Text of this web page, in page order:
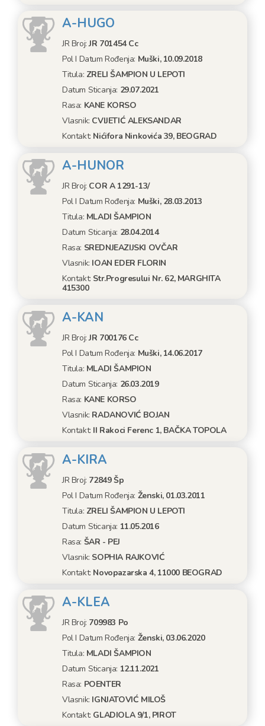
A-HUGO
JR Broj:JR 701454 Cc
Pol I Datum Rođenja: Muški, 10.09.2018
Titula: ZRELI ŠAMPION U LEPOTI
Datum Sticanja: 29.07.2021
Rasa: KANE KORSO
Vlasnik: CVIJETIĆ ALEKSANDAR
Kontakt: Nićifora Ninkovića 39, BEOGRAD
A-HUNOR
JR Broj: COR A 1291-13/
Pol I Datum Rođenja: Muški, 28.03.2013
Titula: MLADI ŠAMPION
Datum Sticanja: 28.04.2014
Rasa: SREDNJEAZIJSKI OVČAR
Vlasnik: IOAN EDER FLORIN
Kontakt: Str.Progresului Nr. 62, MARGHITA
415300
A-KAN
JR Broj:JR 700176 Cc
Pol I Datum Rođenja: Muški, 14.06.2017
Titula: MLADI ŠAMPION
Datum Sticanja: 26.03.2019
Rasa: KANE KORSO
Vlasnik: RADANOVIĆ BOJAN
Kontakt: II Rakoci Ferenc 1, BAČKA TOPOLA
A-KIRA
JR Broj: 72849 Šp
Pol I Datum Rođenja: Ženski, 01.03.2011
Titula: ZRELI ŠAMPION U LEPOTI
Datum Sticanja: 11.05.2016
Rasa: ŠAR - PEJ
Vlasnik: SOPHIA RAJKOVIĆ
Kontakt: Novopazarska 4, 11000 BEOGRAD
A-KLEA
JR Broj: 709983 Po
Pol I Datum Rođenja: Ženski, 03.06.2020
Titula: MLADI ŠAMPION
Datum Sticanja: 12.11.2021
Rasa: POENTER
Vlasnik: IGNJATOVIĆ MILOŠ
Kontakt: GLADIOLA 9/1, PIROT